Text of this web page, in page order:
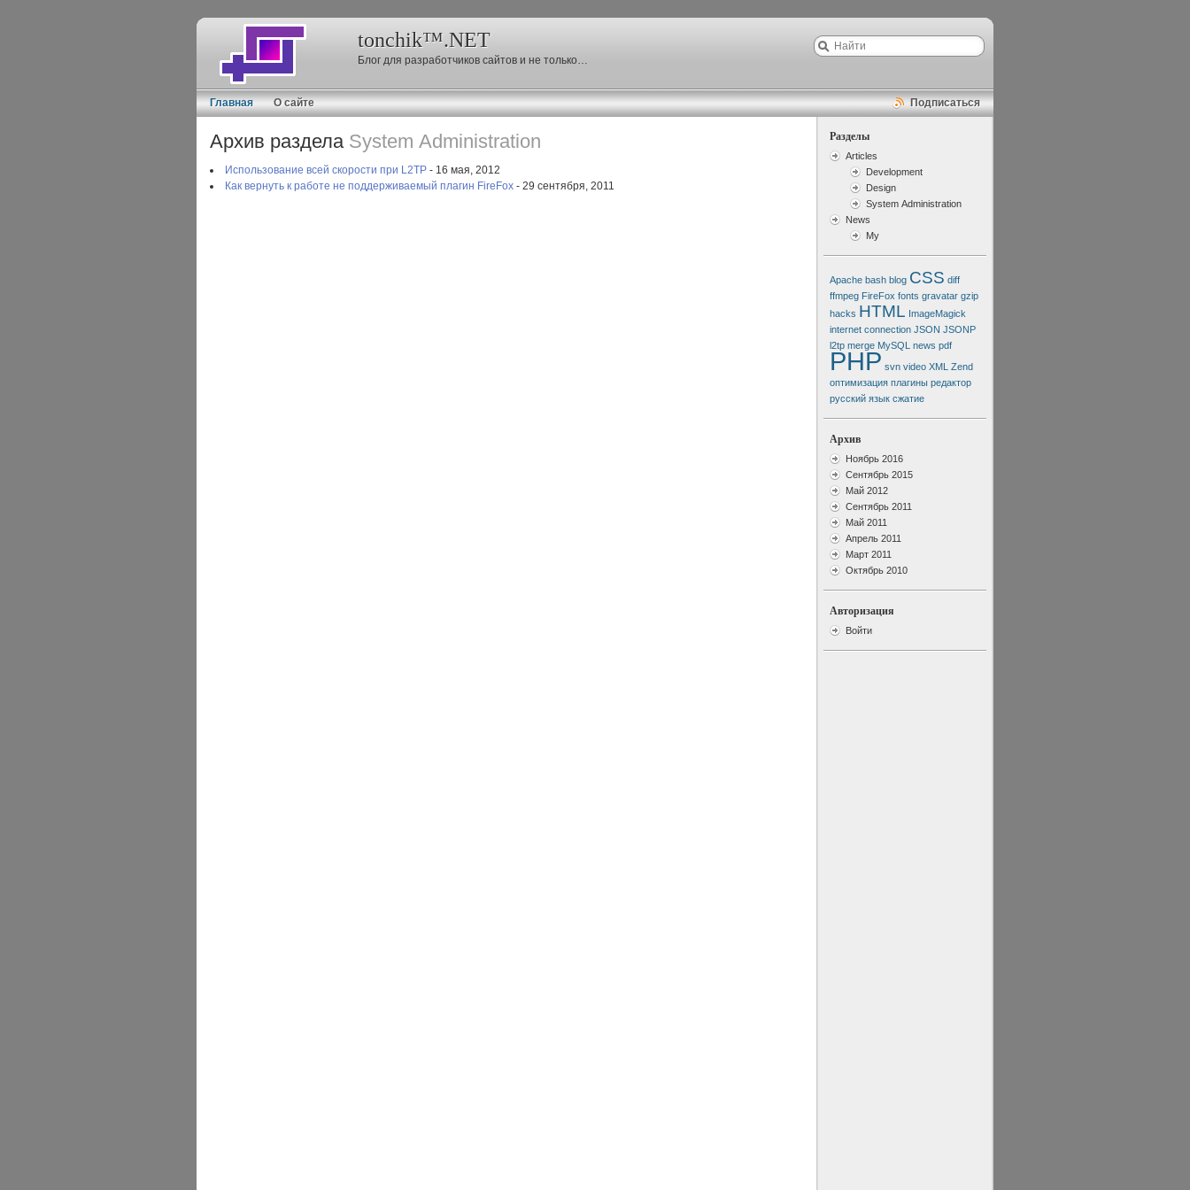
tonchik™.NET
Блог для разработчиков сайтов и не только…
Главная О сайте Подписаться
Архив раздела System Administration
Использование всей скорости при L2TP - 16 мая, 2012
Как вернуть к работе не поддерживаемый плагин FireFox - 29 сентября, 2011
Разделы
Articles
Development
Design
System Administration
News
My
Apache bash blog CSS diff
ffmpeg FireFox fonts gravatar gzip
hacks HTML ImageMagick
internet connection JSON JSONP
l2tp merge MySQL news pdf
PHP svn video XML Zend
оптимизация плагины редактор
русский язык сжатие
Архив
Ноябрь 2016
Сентябрь 2015
Май 2012
Сентябрь 2011
Май 2011
Апрель 2011
Март 2011
Октябрь 2010
Авторизация
Войти